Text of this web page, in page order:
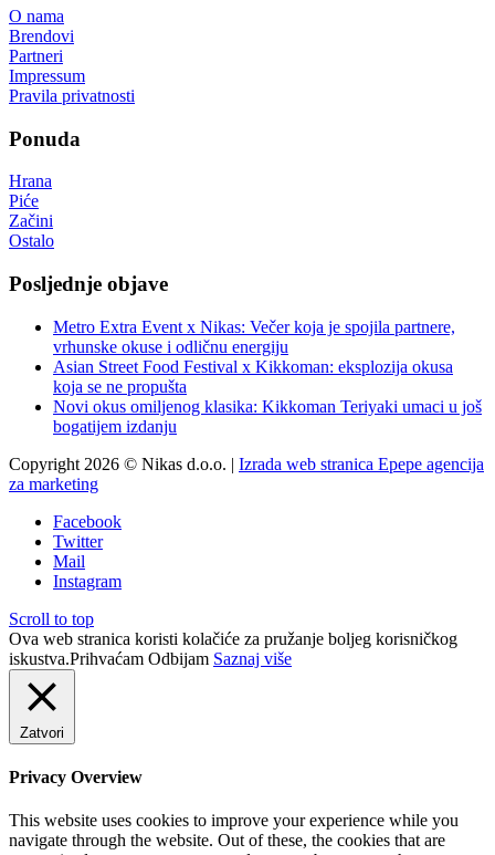
O nama
Brendovi
Partneri
Impressum
Pravila privatnosti
Ponuda
Hrana
Piće
Začini
Ostalo
Posljednje objave
Metro Extra Event x Nikas: Večer koja je spojila partnere,
vrhunske okuse i odličnu energiju
Asian Street Food Festival x Kikkoman: eksplozija okusa
koja se ne propušta
Novi okus omiljenog klasika: Kikkoman Teriyaki umaci u još
bogatijem izdanju
Copyright 2026 © Nikas d.o.o. | Izrada web stranica Epepe agencija
za marketing
Facebook
Twitter
Mail
Instagram
Scroll to top
Ova web stranica koristi kolačiće za pružanje boljeg korisničkog
iskustva.Prihvaćam Odbijam Saznaj više
Zatvori
Privacy Overview
This website uses cookies to improve your experience while you
navigate through the website. Out of these, the cookies that are